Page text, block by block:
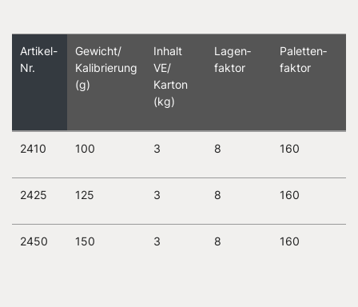
Artikel-
Nr.
Gewicht/
Kalibrierung
(g)
Inhalt
VE/
Karton
(kg)
Lagen­
faktor
Paletten­
faktor
2410 100 3 8 160
2425 125 3 8 160
2450 150 3 8 160